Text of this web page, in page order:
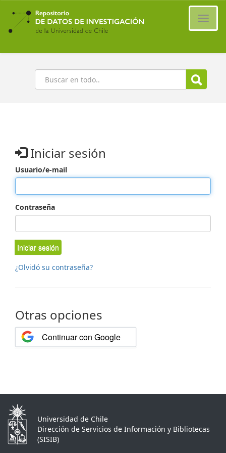
Ir
contenido
principal
Buscar
Iniciar sesión
Usuario/e-mail
Contraseña
Iniciar sesión
¿Olvidó su contraseña?
Otras opciones
Continuar con Google
Universidad de Chile
Dirección de Servicios de Información y Bibliotecas
(SISIB)